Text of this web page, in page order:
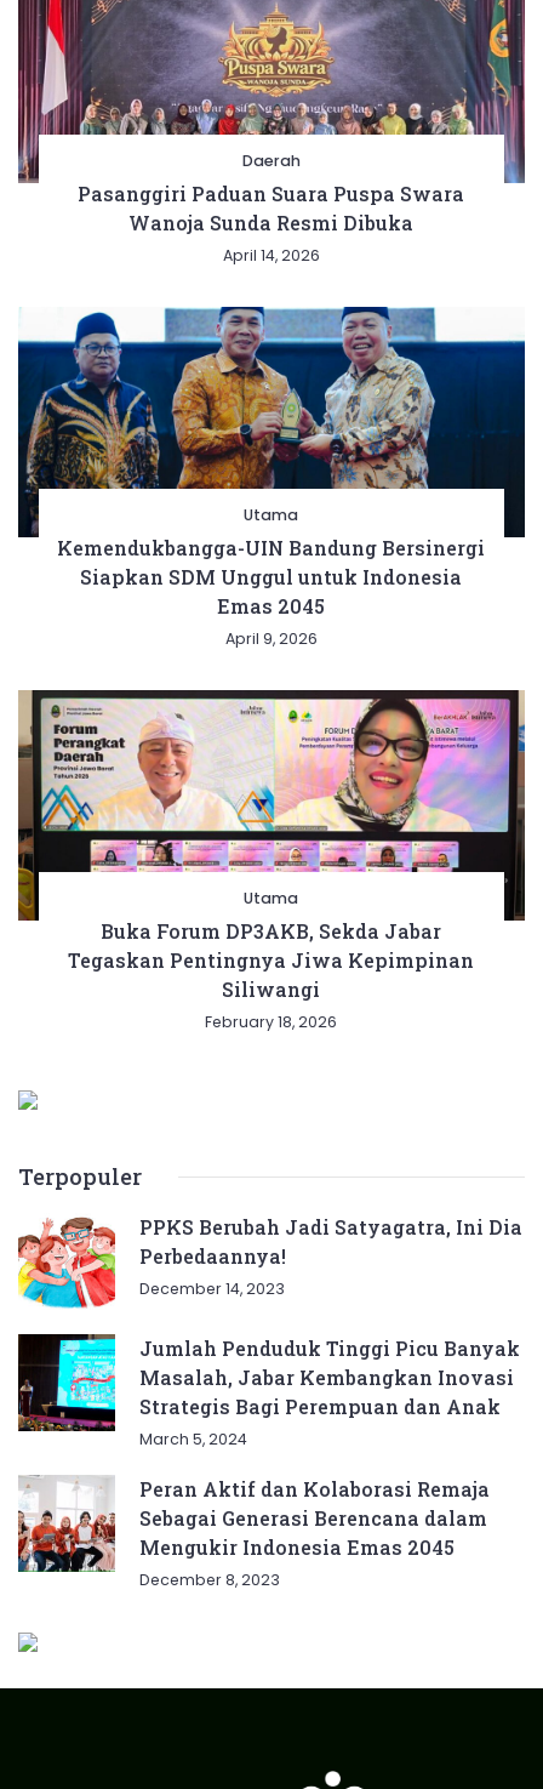
Daerah
Pasanggiri Paduan Suara Puspa Swara
Wanoja Sunda Resmi Dibuka
April 14, 2026
Utama
Kemendukbangga-UIN Bandung Bersinergi
Siapkan SDM Unggul untuk Indonesia
Emas 2045
April 9, 2026
Utama
Buka Forum DP3AKB, Sekda Jabar
Tegaskan Pentingnya Jiwa Kepimpinan
Siliwangi
February 18, 2026
Terpopuler
PPKS Berubah Jadi Satyagatra, Ini Dia
Perbedaannya!
December 14, 2023
Jumlah Penduduk Tinggi Picu Banyak
Masalah, Jabar Kembangkan Inovasi
Strategis Bagi Perempuan dan Anak
March 5, 2024
Peran Aktif dan Kolaborasi Remaja
Sebagai Generasi Berencana dalam
Mengukir Indonesia Emas 2045
December 8, 2023